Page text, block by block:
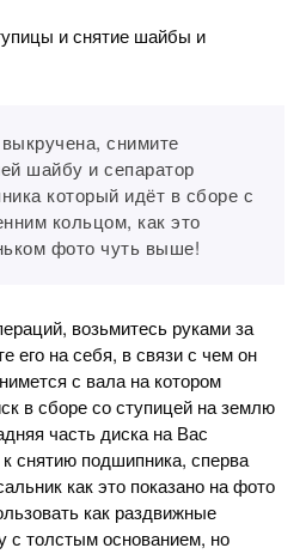
снимите
шайбу и сепаратор
который идёт в сборе с
кольцом, как это
фото чуть выше!
возьмитесь руками за
его на себя, в связи с чем он
с вала на котором
в сборе со ступицей на землю
часть диска на Вас
снятию подшипника, сперва
как это показано на фото
как раздвижные
с толстым основанием, но